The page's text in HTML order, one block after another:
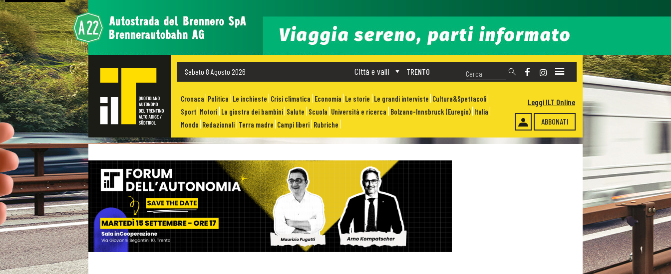
Sabato 8 Agosto 2026 TRENTO
Città e valli
Cronaca Politica Le inchieste Crisi climatica Economia Le storie Le grandi interviste Cultura&Spettacoli
Sport Motori La giostra dei bambini Salute Scuola Università e ricerca Bolzano-Innsbruck (Euregio) Italia
Mondo Redazionali Terra madre Campi liberi Rubriche ABBONATI
Leggi ILT Online